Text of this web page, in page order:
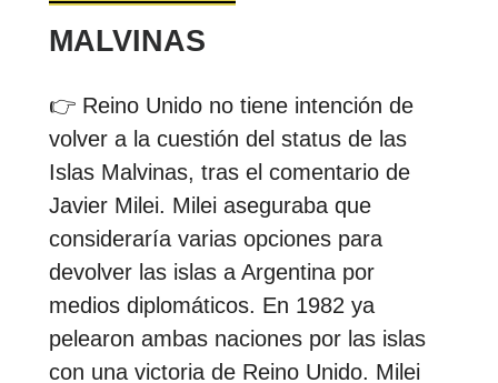
MALVINAS
👉 Reino Unido no tiene intención de
volver a la cuestión del status de las
Islas Malvinas, tras el comentario de
Javier Milei. Milei aseguraba que
consideraría varias opciones para
devolver las islas a Argentina por
medios diplomáticos. En 1982 ya
pelearon ambas naciones por las islas
con una victoria de Reino Unido. Milei